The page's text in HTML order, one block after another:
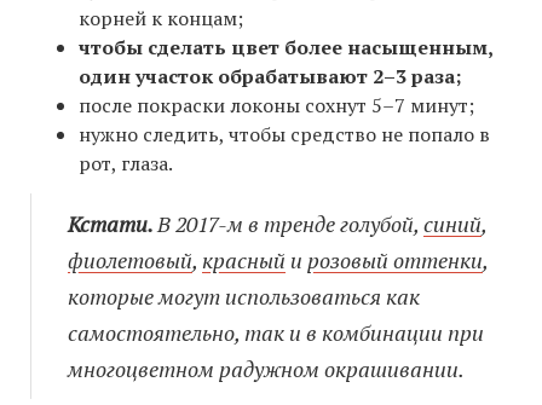
корней к концам;
чтобы сделать цвет более насыщенным,
один участок обрабатывают 2–3 раза;
после покраски локоны сохнут 5–7 минут;
нужно следить, чтобы средство не попало в
рот, глаза.
Кстати. В 2017-м в тренде голубой, синий,
фиолетовый, красный и розовый оттенки,
которые могут использоваться как
самостоятельно, так и в комбинации при
многоцветном радужном окрашивании.